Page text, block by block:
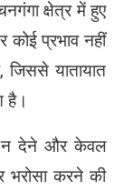
क्षेत्र में हुए
प्रभाव नहीं
यातायात
है।
न देने और केवल
भरोसा करने की